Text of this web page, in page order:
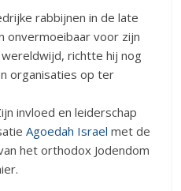
rabbijnen in de late
onvermoeibaar voor zijn
wereldwijd, richtte hij nog
organisaties op ter
invloed en leiderschap
Agoedah Israel met de
het orthodox Jodendom